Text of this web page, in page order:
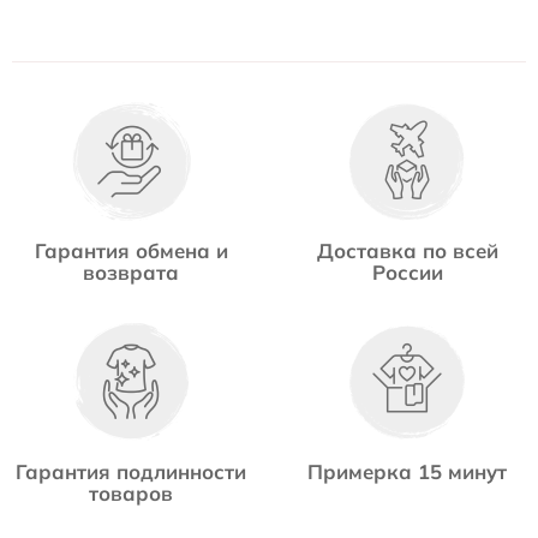
Гарантия обмена и
возврата
Доставка по всей
России
Гарантия подлинности
товаров
Примерка 15 минут